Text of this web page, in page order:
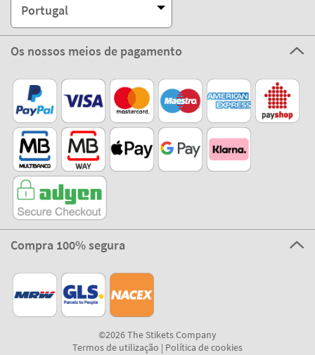
Portugal
Os nossos meios de pagamento
Compra 100% segura
©2026 The Stikets Company
Termos de utilização | Política de cookies